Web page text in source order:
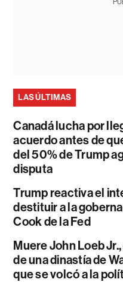
LAS ÚLTIMAS
Canadá lucha por
acuerdo antes de
del 50% de Trump
disputa
Trump reactiva el
destituir a la
Cook de la Fed
Muere John Loeb
de una dinastía de
que se volcó a la